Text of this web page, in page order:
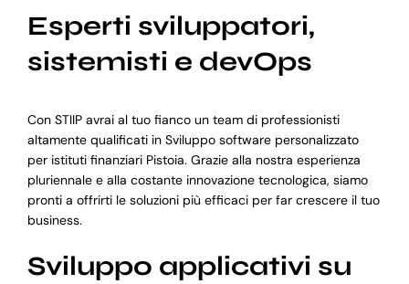
Esperti sviluppatori,
sistemisti e devOps
Con STIIP avrai al tuo fianco un team di professionisti
altamente qualificati in Sviluppo software personalizzato
per istituti finanziari Pistoia. Grazie alla nostra esperienza
pluriennale e alla costante innovazione tecnologica, siamo
pronti a offrirti le soluzioni più efficaci per far crescere il tuo
business.
Sviluppo applicativi su